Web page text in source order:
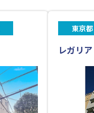
東京都
レガリ